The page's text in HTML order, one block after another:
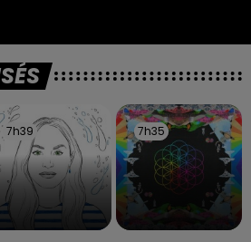
7h39
7h39 7h35
7h35